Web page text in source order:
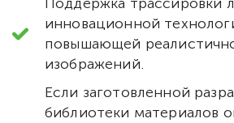
инновационной
повышающей
изображений.
Если заготовленной
библиотеки материалов